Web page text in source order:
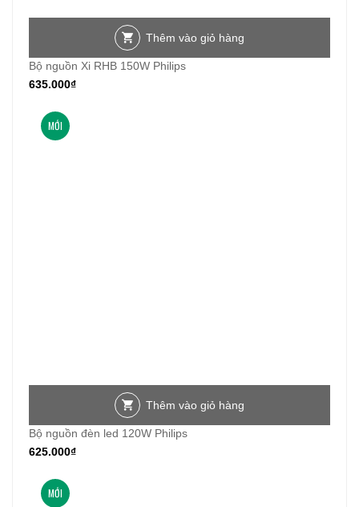
Thêm vào giỏ hàng
Bộ nguồn Xi RHB 150W Philips
635.000₫
MỚI
Thêm vào giỏ hàng
Bộ nguồn đèn led 120W Philips
625.000₫
MỚI